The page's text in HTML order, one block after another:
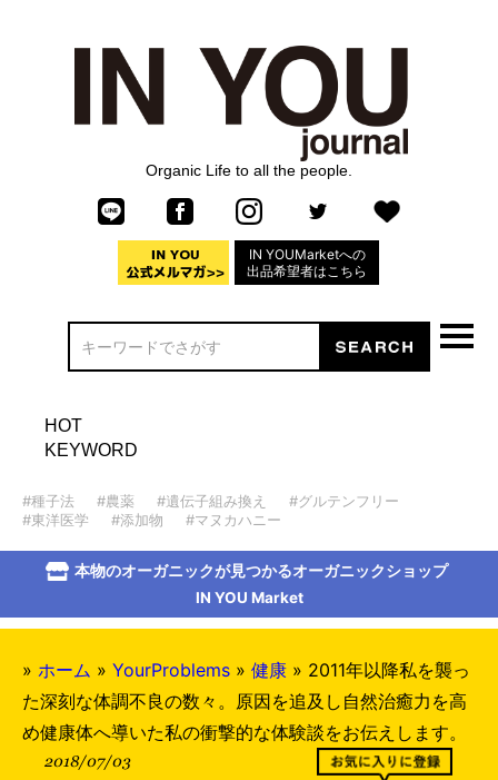
Organic Life to all the people.
IN YOUMarketへの
出品希望者はこちら
HOT
KEYWORD
#種子法 #農薬 #遺伝子組み換え
#グルテンフリー
#東洋医学
#添加物 #マヌカハニー
本物のオーガニックが見つかるオーガニックショップ
IN YOU Market
» ホーム » YourProblems » 健康 » 2011年以降私を襲っ
た深刻な体調不良の数々。原因を追及し自然治癒力を高
め健康体へ導いた私の衝撃的な体験談をお伝えします。
2018/07/03